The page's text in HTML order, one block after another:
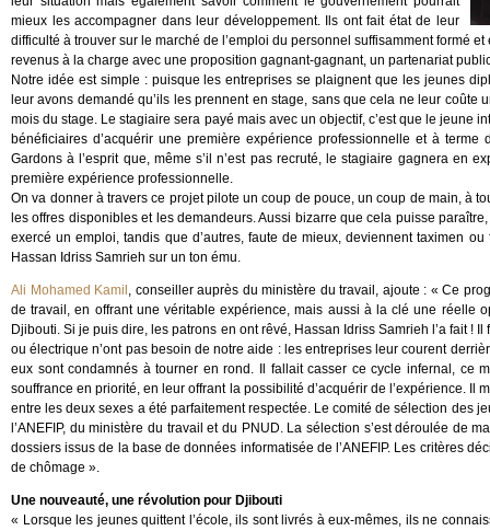
mieux les accompagner dans leur développement. Ils ont fait état de leur
difficulté à trouver sur le marché de l’emploi du personnel suffisamment formé
revenus à la charge avec une proposition gagnant-gagnant, un partenariat
Notre idée est simple : puisque les entreprises se plaignent que les jeunes
leur avons demandé qu’ils les prennent en stage, sans que cela ne leur
mois du stage. Le stagiaire sera payé mais avec un objectif, c’est que le jeune
bénéficiaires d’acquérir une première expérience professionnelle et à
Gardons à l’esprit que, même s’il n’est pas recruté, le stagiaire gagnera en
première expérience professionnelle.
On va donner à travers ce projet pilote un coup de pouce, un coup de main, à
les offres disponibles et les demandeurs. Aussi bizarre que cela puisse
exercé un emploi, tandis que d’autres, faute de mieux, deviennent taximen
Hassan Idriss Samrieh sur un ton ému.
Ali Mohamed Kamil , conseiller auprès du ministère du travail, ajoute : « Ce
de travail, en offrant une véritable expérience, mais aussi à la clé une réelle
Djibouti. Si je puis dire, les patrons en ont rêvé, Hassan Idriss Samrieh l’a fait
ou électrique n’ont pas besoin de notre aide : les entreprises leur courent
eux sont condamnés à tourner en rond. Il fallait casser ce cycle infernal, ce
souffrance en priorité, en leur offrant la possibilité d’acquérir de l’expérience.
entre les deux sexes a été parfaitement respectée. Le comité de sélection des
l’ANEFIP, du ministère du travail et du PNUD. La sélection s’est déroulée de
dossiers issus de la base de données informatisée de l’ANEFIP. Les critères
de chômage ».
Une nouveauté, une révolution pour Djibouti
« Lorsque les jeunes quittent l’école, ils sont livrés à eux-mêmes, ils ne